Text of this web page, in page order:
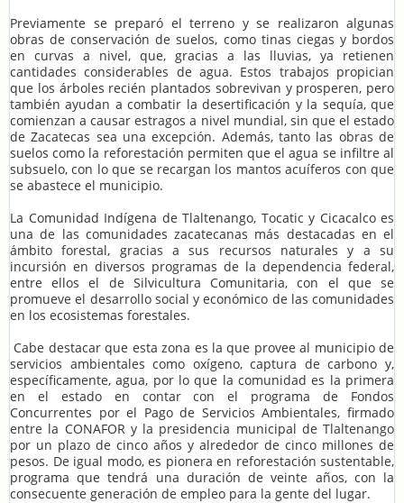
Previamente se preparó el terreno y se realizaron algunas
obras de conservación de suelos, como tinas ciegas y bordos
en curvas a nivel, que, gracias a las lluvias, ya retienen
cantidades considerables de agua. Estos trabajos propician
que los árboles recién plantados sobrevivan y prosperen, pero
también ayudan a combatir la desertificación y la sequía, que
comienzan a causar estragos a nivel mundial, sin que el estado
de Zacatecas sea una excepción. Además, tanto las obras de
suelos como la reforestación permiten que el agua se infiltre al
subsuelo, con lo que se recargan los mantos acuíferos con que
se abastece el municipio.
La Comunidad Indígena de Tlaltenango, Tocatic y Cicacalco es
una de las comunidades zacatecanas más destacadas en el
ámbito forestal, gracias a sus recursos naturales y a su
incursión en diversos programas de la dependencia federal,
entre ellos el de Silvicultura Comunitaria, con el que se
promueve el desarrollo social y económico de las comunidades
en los ecosistemas forestales.
Cabe destacar que esta zona es la que provee al municipio de
servicios ambientales como oxígeno, captura de carbono y,
específicamente, agua, por lo que la comunidad es la primera
en el estado en contar con el programa de Fondos
Concurrentes por el Pago de Servicios Ambientales, firmado
entre la CONAFOR y la presidencia municipal de Tlaltenango
por un plazo de cinco años y alrededor de cinco millones de
pesos. De igual modo, es pionera en reforestación sustentable,
programa que tendrá una duración de veinte años, con la
consecuente generación de empleo para la gente del lugar.